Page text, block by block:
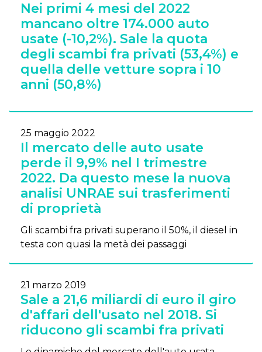
Nei primi 4 mesi del 2022
mancano oltre 174.000 auto
usate (-10,2%). Sale la quota
degli scambi fra privati (53,4%) e
quella delle vetture sopra i 10
anni (50,8%)
25 maggio 2022
Il mercato delle auto usate
perde il 9,9% nel I trimestre
2022. Da questo mese la nuova
analisi UNRAE sui trasferimenti
di proprietà
Gli scambi fra privati superano il 50%, il diesel in
testa con quasi la metà dei passaggi
21 marzo 2019
Sale a 21,6 miliardi di euro il giro
d'affari dell'usato nel 2018. Si
riducono gli scambi fra privati